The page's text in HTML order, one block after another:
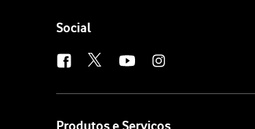
Follow
Social